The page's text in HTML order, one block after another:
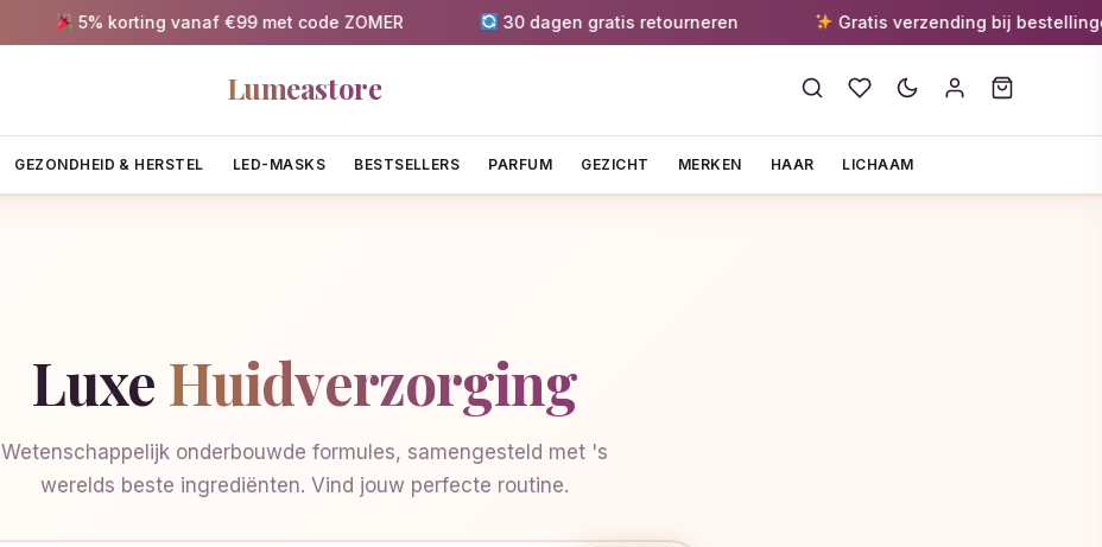
5% korting vanaf €99 met code ZOMER 30 dagen gratis retourneren Gratis verzending bij bestellingen
Lumeastore
GEZONDHEID & HERSTEL LED-MASKS BESTSELLERS PARFUM GEZICHT MERKEN HAAR LICHAAM
Luxe Huidverzorging
Wetenschappelijk onderbouwde formules, samengesteld met 's
werelds beste ingrediënten. Vind jouw perfecte routine.